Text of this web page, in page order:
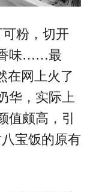
粉，切开
香味……最
在网上火了
华，实际上
值颇高，引
宝饭的原有